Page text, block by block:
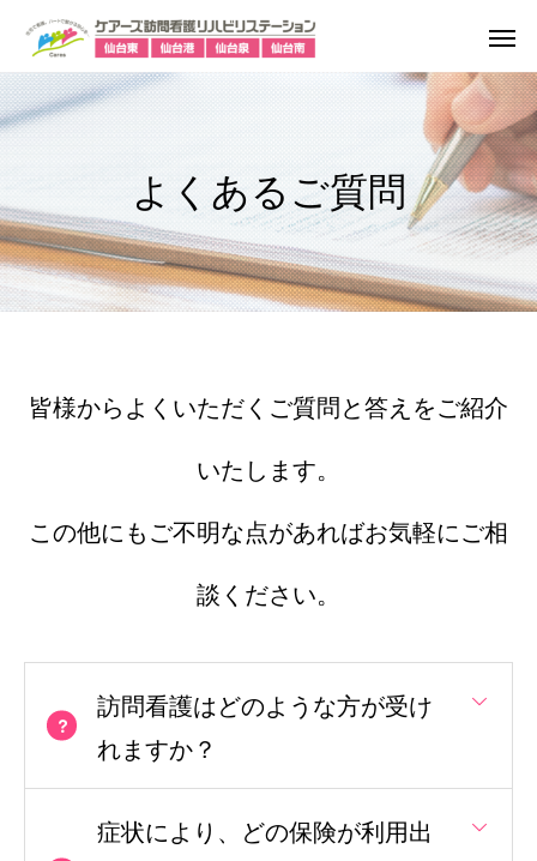
よくあるご質問
皆様からよくいただくご質問と答えをご紹介
いたします。
この他にもご不明な点があればお気軽にご相
談ください。
訪問看護はどのような方が受け
れますか？
症状により、どの保険が利用出